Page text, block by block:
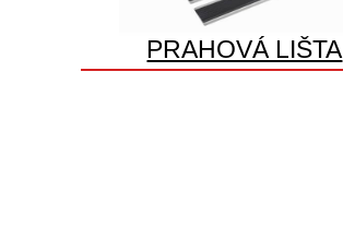
PRAHOVÁ LIŠTA